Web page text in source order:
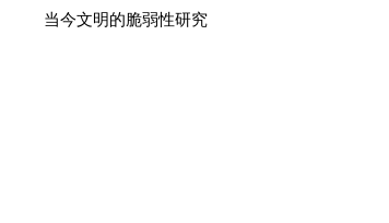
当今文明的脆弱性研究